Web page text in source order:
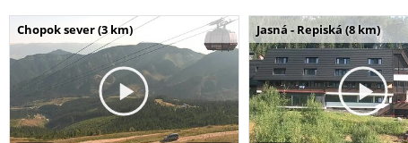
Chopok sever (3 km) Jasná - Repiská (8 km)